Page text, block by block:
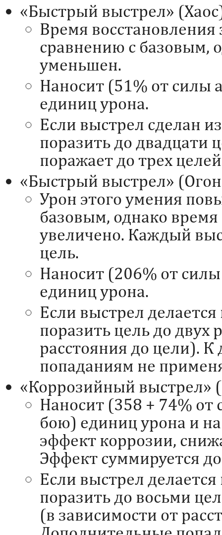
«Быстрый выстрел»
Время
сравнению с базовым,
уменьшен.
Наносит (51% от силы
единиц урона.
Если выстрел сделан
поразить до двадцати
поражает до трех
«Быстрый выстрел»
Урон этого умения
базовым, однако
увеличено. Каждый
цель.
Наносит (206% от
единиц урона.
Если выстрел
поразить цель до двух
расстояния до цели).
попаданиям не
«Коррозийный выстрел»
Наносит (358 + 74% от
бою) единиц урона и
эффект коррозии,
Эффект суммируется
Если выстрел
поразить до восьми
(в зависимости от